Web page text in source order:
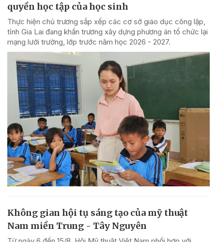
quyền học tập của học sinh
Thực hiện chủ trương sắp xếp các cơ sở giáo dục công lập,
tỉnh Gia Lai đang khẩn trương xây dựng phương án tổ chức lại
mạng lưới trường, lớp trước năm học 2026 - 2027.
Không gian hội tụ sáng tạo của mỹ thuật
Nam miền Trung - Tây Nguyên